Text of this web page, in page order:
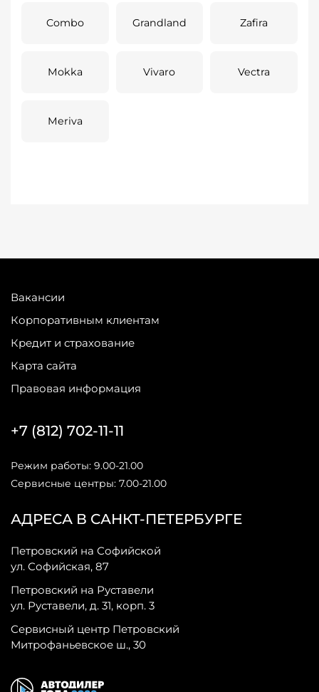
Combo Grandland Zafira
Mokka Vivaro Vectra
Meriva
Вакансии
Корпоративным клиентам
Кредит и страхование
Карта сайта
Правовая информация
АДРЕСА В САНКТ-ПЕТЕРБУРГЕ
Петровский на Софийской
ул. Софийская, 87
Петровский на Руставели
ул. Руставели, д. 31, корп. 3
Сервисный центр Петровский
Митрофаньевское ш., 30
+7 (812) 702-11-11
Режим работы: 9.00-21.00
Сервисные центры: 7.00-21.00